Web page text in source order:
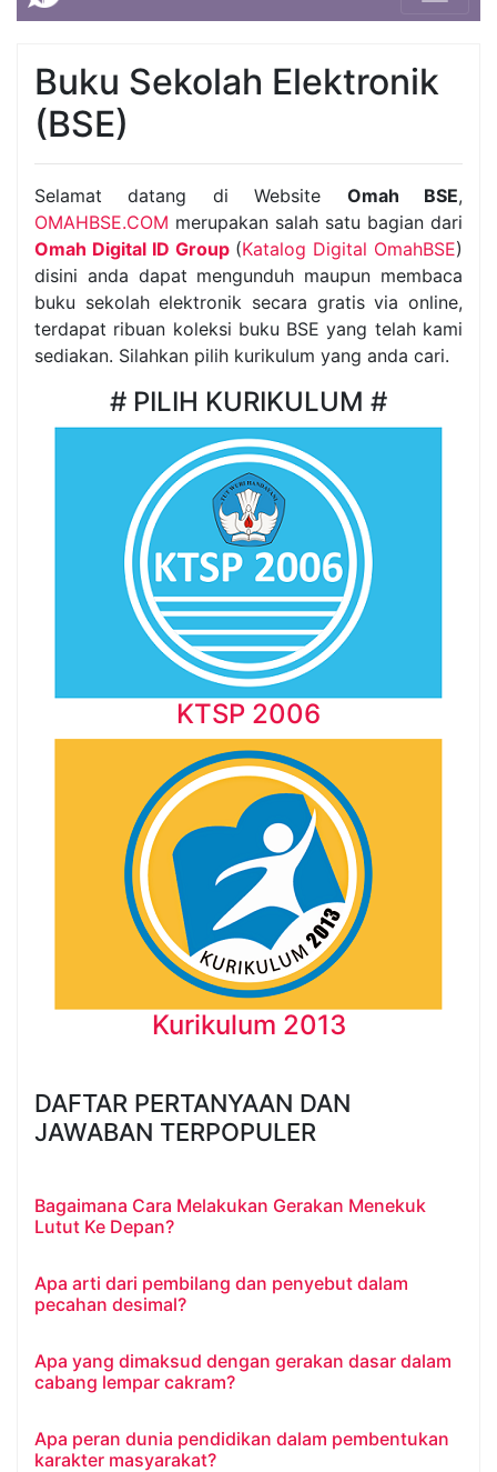
Buku Sekolah Elektronik
(BSE)
Selamat datang di Website Omah BSE,
OMAHBSE.COM merupakan salah satu bagian dari
Omah Digital ID Group(Katalog Digital OmahBSE)
disini anda dapat mengunduh maupun membaca
buku sekolah elektronik secara gratis via online,
terdapat ribuan koleksi buku BSE yang telah kami
sediakan. Silahkan pilih kurikulum yang anda cari.
# PILIH KURIKULUM #
KTSP 2006
Kurikulum 2013
DAFTAR PERTANYAAN DAN
JAWABAN TERPOPULER
Bagaimana Cara Melakukan Gerakan Menekuk
Lutut Ke Depan?
Apa arti dari pembilang dan penyebut dalam
pecahan desimal?
Apa yang dimaksud dengan gerakan dasar dalam
cabang lempar cakram?
Apa peran dunia pendidikan dalam pembentukan
karakter masyarakat?